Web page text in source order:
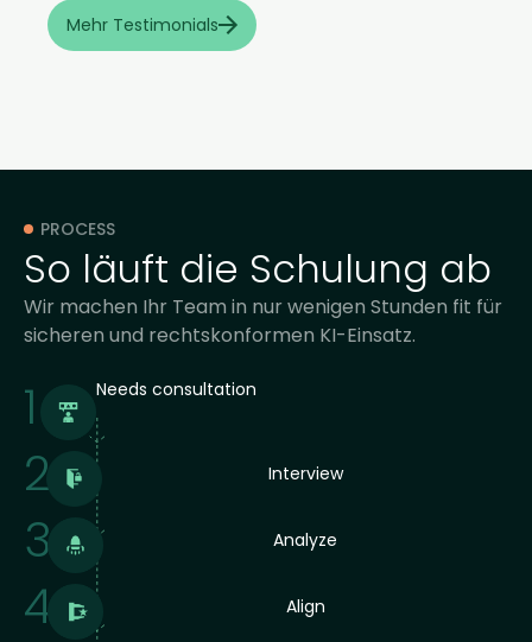
Mehr Testimonials
PROCESS
So läuft die Schulung ab
Wir machen Ihr Team in nur wenigen Stunden fit für
sicheren und rechtskonformen KI-Einsatz.
1 Needs consultation
2 Interview
3 Analyze
4 Align